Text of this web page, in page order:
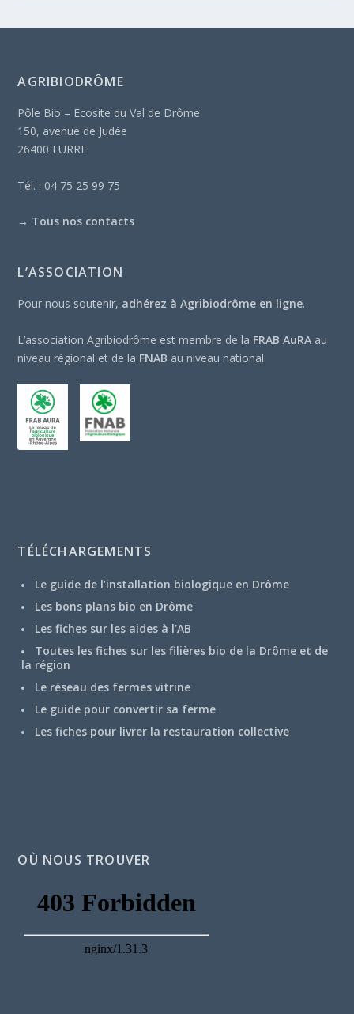
AGRIBIODRÔME
Pôle Bio – Ecosite du Val de Drôme
150, avenue de Judée
26400 EURRE
Tél. : 04 75 25 99 75
→ Tous nos contacts
L’ASSOCIATION
Pour nous soutenir, adhérez à Agribiodrôme en ligne.
L’association Agribiodrôme est membre de la FRAB AuRA au
niveau régional et de la FNAB au niveau national.
TÉLÉCHARGEMENTS
Le guide de l’installation biologique en Drôme
Les bons plans bio en Drôme
Les fiches sur les aides à l’AB
Toutes les fiches sur les filières bio de la Drôme et de
la région
Le réseau des fermes vitrine
Le guide pour convertir sa ferme
Les fiches pour livrer la restauration collective
OÙ NOUS TROUVER